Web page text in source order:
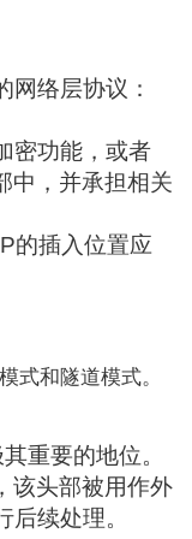
网络层协议：
密功能，或者
中，并承担相关
的插入位置应
式和隧道模式。
重要的地位。
该头部被用作外
续处理。